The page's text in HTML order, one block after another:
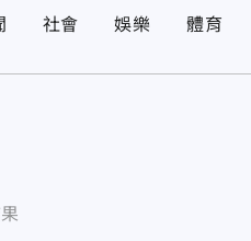
社會 娛樂 體育